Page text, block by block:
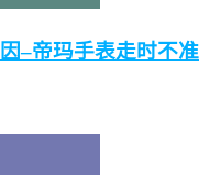
–帝玛手表走时不准